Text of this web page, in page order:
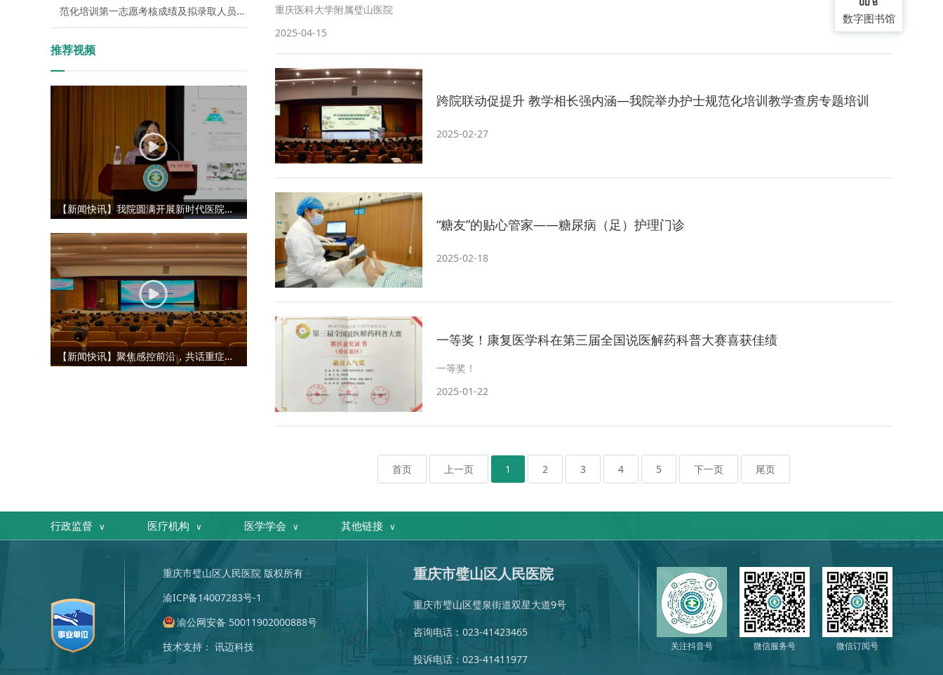
数字图书馆
范化培训第一志愿考核成绩及拟录取人员公
示
推荐视频
【新闻快讯】我院圆满开展新时代医院管理能力提升专项培训
【新闻快讯】聚焦感控前沿，共话重症精管
重庆医科大学附属璧山医院
2025-04-15
跨院联动促提升 教学相长强内涵—我院举办护士规范化培训教学查房专题培训
2025-02-27
“糖友”的贴心管家——糖尿病（足）护理门诊
2025-02-18
一等奖！康复医学科在第三届全国说医解药科普大赛喜获佳绩
一等奖！
2025-01-22
首页 上一页 1 2 3 4 5 下一页 尾页
行政监督 ∨
中华人民共和国国家卫生健康委员会 重庆市卫生健康委员会 重庆市医疗设备质量检测所
医疗机构 ∨
重庆市疾病预防控制中心 重庆市公共卫生医疗救治中心 重庆市精神卫生中心
医学学会 ∨
中国红十字会 重庆市医学会
其他链接 ∨
重庆市急救医疗中心
重庆市璧山区人民医院 版权所有
渝ICP备14007283号-1
渝公网安备 50011902000888号
技术支持： 讯迈科技
重庆市璧山区人民医院
重庆市璧山区璧泉街道双星大道9号
咨询电话：023-41423465
投诉电话：023-41411977
微信订阅号
微信服务号
关注抖音号